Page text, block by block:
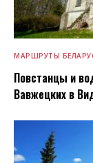
МАРШРУТЫ
Повстанцы и
Вавжецких в